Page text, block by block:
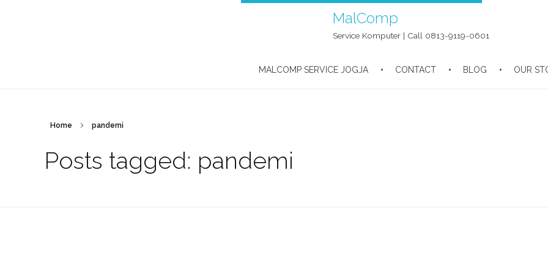
MalComp
Service Komputer | Call 0813-9119-0601
MALCOMP SERVICE JOGJA CONTACT BLOG OUR
Home pandemi
Posts tagged: pandemi